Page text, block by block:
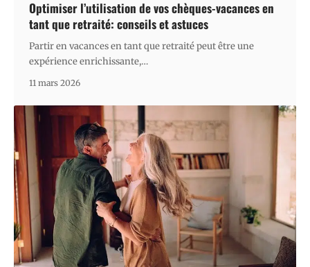
Optimiser l’utilisation de vos chèques-vacances en
tant que retraité: conseils et astuces
Partir en vacances en tant que retraité peut être une
expérience enrichissante,…
11 mars 2026